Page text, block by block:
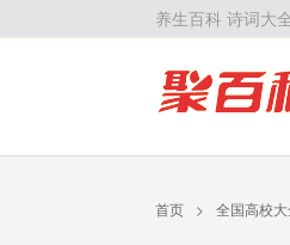
养生百科 诗词大
首页 > 全国高校大